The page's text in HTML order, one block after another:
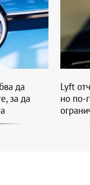
да
за да
Lyft
но по-